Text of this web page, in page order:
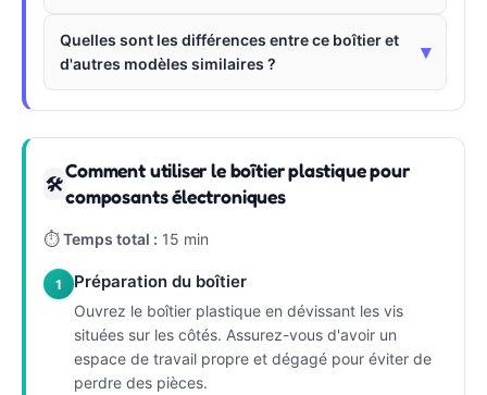
Quelles sont les différences entre ce boîtier et
d'autres modèles similaires ?
▾
🛠
Comment utiliser le boîtier plastique pour
composants électroniques
⏱Temps total : 15 min
1 Préparation du boîtier
Ouvrez le boîtier plastique en dévissant les vis
situées sur les côtés. Assurez-vous d'avoir un
espace de travail propre et dégagé pour éviter de
perdre des pièces.